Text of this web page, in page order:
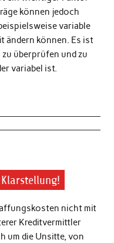
können jedoch
variable
ändern können. Es ist
überprüfen und zu
variabel ist.
nicht mit
Kreditvermittler
um die Unsitte, von